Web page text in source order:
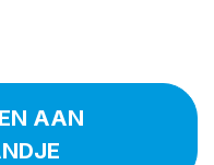
AAN